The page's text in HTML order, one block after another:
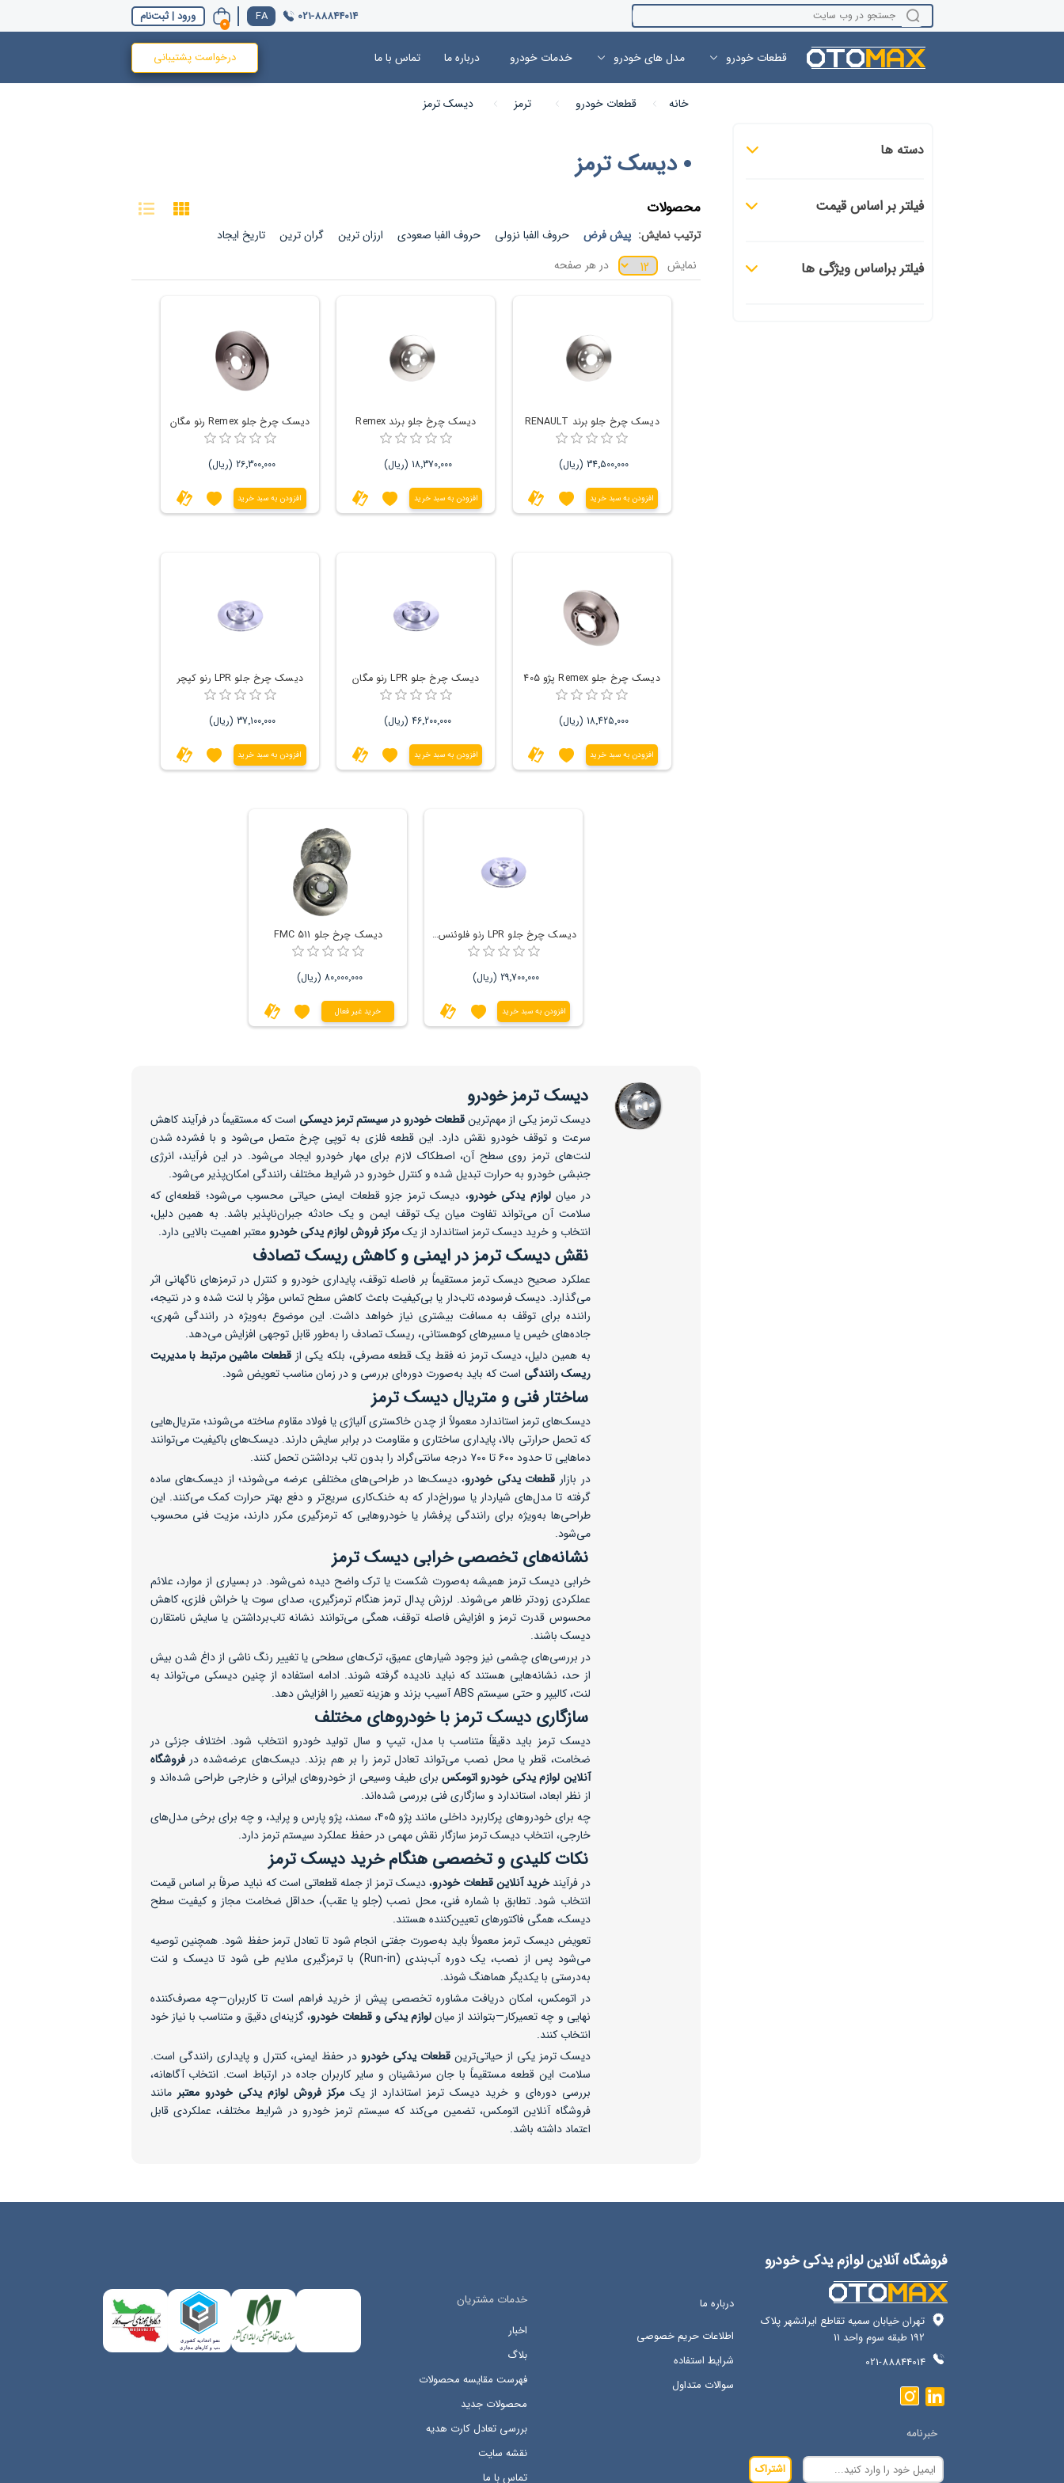
021-88844014
0 ورود | ثبت‌نام
قطعات خودرو مدل های خودرو خدمات خودرو درباره ما تماس با ما درخواست پشتیبانی
دسته ها
فیلتر بر اساس قیمت
فیلتر براساس ویژگی ها
خانه قطعات خودرو ترمز دیسک ترمز
دیسک ترمز
محصولات
ترتیب نمایش: پیش فرض حروف الفبا نزولی حروف الفبا صعودی ارزان ترین گران ترین
تاریخ ایجاد
نمایش
در هر صفحه
دیسک چرخ جلو برند RENAULT
34٬500٬000 (ریال)
افزودن به سبد خرید
دیسک چرخ جلو برند Remex
18٬370٬000 (ریال)
افزودن به سبد خرید
دیسک چرخ جلو Remex رنو مگان
26٬300٬000 (ریال)
افزودن به سبد خرید
دیسک چرخ جلو Remex پژو 405
18٬425٬000 (ریال)
افزودن به سبد خرید
دیسک چرخ جلو LPR رنو مگان
46٬200٬000 (ریال)
افزودن به سبد خرید
دیسک چرخ جلو LPR رنو کپچر
37٬100٬000 (ریال)
افزودن به سبد خرید
دیسک چرخ جلو LPR رنو فلوئنس و داستر
29٬700٬000 (ریال)
افزودن به سبد خرید
دیسک چرخ جلو FMC 511
80٬000٬000 (ریال)
خرید غیر فعال
دیسک ترمز خودرو
دیسک ترمز یکی از مهم‌ترینقطعات خودرو در سیستم ترمز دیسکی است که مستقیماً در فرآیند کاهش
سرعت و توقف خودرو نقش دارد. این قطعه فلزی به توپی چرخ متصل می‌شود و با فشرده شدن
لنت‌های ترمز روی سطح آن، اصطکاک لازم برای مهار خودرو ایجاد می‌شود. در این فرآیند، انرژی
جنبشی خودرو به حرارت تبدیل شده و کنترل خودرو در شرایط مختلف رانندگی امکان‌پذیر می‌شود.
در میانلوازم یدکی خودرو، دیسک ترمز جزو قطعات ایمنی حیاتی محسوب می‌شود؛ قطعه‌ای که
سلامت آن می‌تواند تفاوت میان یک توقف ایمن و یک حادثه جبران‌ناپذیر باشد. به همین دلیل،
انتخاب و خرید دیسک ترمز استاندارد از یکمرکز فروش لوازم یدکی خودرو معتبر اهمیت بالایی دارد.
نقش دیسک ترمز در ایمنی و کاهش ریسک تصادف
عملکرد صحیح دیسک ترمز مستقیماً بر فاصله توقف، پایداری خودرو و کنترل در ترمزهای ناگهانی اثر
می‌گذارد. دیسک فرسوده، تاب‌دار یا بی‌کیفیت باعث کاهش سطح تماس مؤثر با لنت شده و در نتیجه،
راننده برای توقف به مسافت بیشتری نیاز خواهد داشت. این موضوع به‌ویژه در رانندگی شهری،
جاده‌های خیس یا مسیرهای کوهستانی، ریسک تصادف را به‌طور قابل توجهی افزایش می‌دهد.
به همین دلیل، دیسک ترمز نه فقط یک قطعه مصرفی، بلکه یکی از قطعات ماشین مرتبط با مدیریت
ریسک رانندگی است که باید به‌صورت دوره‌ای بررسی و در زمان مناسب تعویض شود.
ساختار فنی و متریال دیسک ترمز
دیسک‌های ترمز استاندارد معمولاً از چدن خاکستری آلیاژی یا فولاد مقاوم ساخته می‌شوند؛ متریال‌هایی
که تحمل حرارتی بالا، پایداری ساختاری و مقاومت در برابر سایش دارند. دیسک‌های باکیفیت می‌توانند
دماهایی تا حدود ۶۰۰ تا ۷۰۰ درجه سانتی‌گراد را بدون تاب برداشتن تحمل کنند.
در بازار قطعات یدکی خودرو، دیسک‌ها در طراحی‌های مختلفی عرضه می‌شوند؛ از دیسک‌های ساده
گرفته تا مدل‌های شیاردار یا سوراخ‌دار که به خنک‌کاری سریع‌تر و دفع بهتر حرارت کمک می‌کنند. این
طراحی‌ها به‌ویژه برای رانندگی پرفشار یا خودروهایی که ترمزگیری مکرر دارند، مزیت فنی محسوب
می‌شود.
نشانه‌های تخصصی خرابی دیسک ترمز
خرابی دیسک ترمز همیشه به‌صورت شکست یا ترک واضح دیده نمی‌شود. در بسیاری از موارد، علائم
عملکردی زودتر ظاهر می‌شوند. لرزش پدال ترمز هنگام ترمزگیری، صدای سوت یا خراش فلزی، کاهش
محسوس قدرت ترمز و افزایش فاصله توقف، همگی می‌توانند نشانه تاب‌برداشتن یا سایش نامتقارن
دیسک باشند.
در بررسی‌های چشمی نیز وجود شیارهای عمیق، ترک‌های سطحی یا تغییر رنگ ناشی از داغ شدن بیش
از حد، نشانه‌هایی هستند که نباید نادیده گرفته شوند. ادامه استفاده از چنین دیسکی می‌تواند به
لنت، کالیپر و حتی سیستم ABS آسیب بزند و هزینه تعمیر را افزایش دهد.
سازگاری دیسک ترمز با خودروهای مختلف
دیسک ترمز باید دقیقاً متناسب با مدل، تیپ و سال تولید خودرو انتخاب شود. اختلاف جزئی در
ضخامت، قطر یا محل نصب می‌تواند تعادل ترمز را بر هم بزند. دیسک‌های عرضه‌شده درفروشگاه
آنلاین لوازم یدکی خودرو اتومکسبرای طیف وسیعی از خودروهای ایرانی و خارجی طراحی شده‌اند و
از نظر ابعاد، استاندارد و سازگاری فنی بررسی شده‌اند.
چه برای خودروهای پرکاربرد داخلی مانند پژو ۴۰۵، سمند، پژو پارس و پراید، و چه برای برخی مدل‌های
خارجی، انتخاب دیسک ترمز سازگار نقش مهمی در حفظ عملکرد سیستم ترمز دارد.
نکات کلیدی و تخصصی هنگام خرید دیسک ترمز
در فرآیندخرید آنلاین قطعات خودرو، دیسک ترمز از جمله قطعاتی است که نباید صرفاً بر اساس قیمت
انتخاب شود. تطابق با شماره فنی، محل نصب (جلو یا عقب)، حداقل ضخامت مجاز و کیفیت سطح
دیسک، همگی فاکتورهای تعیین‌کننده هستند.
تعویض دیسک ترمز معمولاً باید به‌صورت جفتی انجام شود تا تعادل ترمز حفظ شود. همچنین توصیه
می‌شود پس از نصب، یک دوره آب‌بندی (Run-in) با ترمزگیری ملایم طی شود تا دیسک و لنت
به‌درستی با یکدیگر هماهنگ شوند.
در اتومکس، امکان دریافت مشاوره تخصصی پیش از خرید فراهم است تا کاربران—چه مصرف‌کننده
نهایی و چه تعمیرکار—بتوانند از میانلوازم یدکی و قطعات خودرو، گزینه‌ای دقیق و متناسب با نیاز خود
انتخاب کنند.
دیسک ترمز یکی از حیاتی‌ترینقطعات یدکی خودرو در حفظ ایمنی، کنترل و پایداری رانندگی است.
سلامت این قطعه مستقیماً با جان سرنشینان و سایر کاربران جاده در ارتباط است. انتخاب آگاهانه،
بررسی دوره‌ای و خرید دیسک ترمز استاندارد از یک مرکز فروش لوازم یدکی خودرو معتبر مانند
فروشگاه آنلاین اتومکس، تضمین می‌کند که سیستم ترمز خودرو در شرایط مختلف، عملکردی قابل
اعتماد داشته باشد.
فروشگاه آنلاین لوازم یدکی خودرو
تهران خیابان سمیه تقاطع ایرانشهر پلاک
192 طبقه سوم واحد 11
021-88844014
خبرنامه
اشتراک
درباره ما
اطلاعات حریم خصوصی
شرایط استفاده
سوالات متداول
خدمات مشتریان
اخبار
بلاگ
فهرست مقایسه محصولات
محصولات جدید
بررسی تعادل کارت هدیه
نقشه سایت
تماس با ما